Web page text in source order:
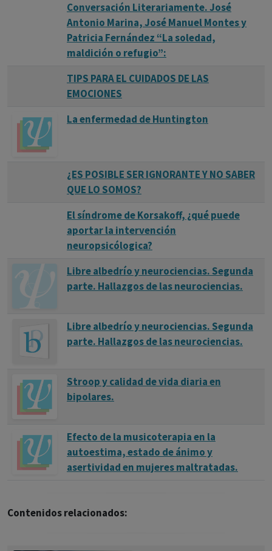
Conversación Literariamente. José
Antonio Marina, José Manuel Montes y
Patricia Fernández “La soledad,
maldición o refugio”:
TIPS PARA EL CUIDADOS DE LAS
EMOCIONES
La enfermedad de Huntington
¿ES POSIBLE SER IGNORANTE Y NO SABER
QUE LO SOMOS?
El síndrome de Korsakoff, ¿qué puede
aportar la intervención
neuropsicólogica?
Libre albedrío y neurociencias. Segunda
parte. Hallazgos de las neurociencias.
Libre albedrío y neurociencias. Segunda
parte. Hallazgos de las neurociencias.
Stroop y calidad de vida diaria en
bipolares.
Efecto de la musicoterapia en la
autoestima, estado de ánimo y
asertividad en mujeres maltratadas.
Contenidos relacionados: